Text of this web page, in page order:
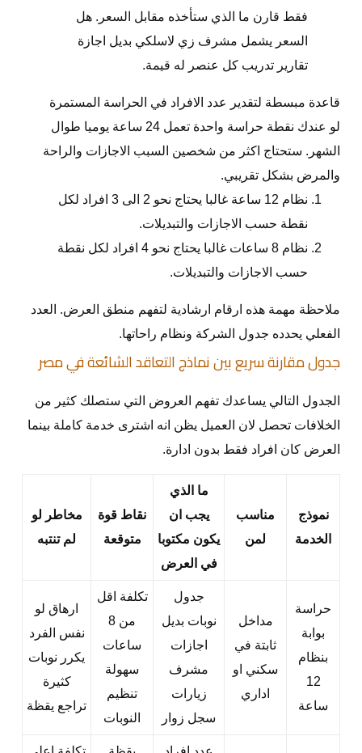
فقط قارن ما الذي ستأخذه مقابل السعر. هل
السعر يشمل مشرف زي لاسلكي بديل اجازة
تقارير تدريب كل عنصر له قيمة.
قاعدة مبسطة لتقدير عدد الافراد في الحراسة المستمرة
لو عندك نقطة حراسة واحدة تعمل 24 ساعة يوميا طوال
الشهر. ستحتاج اكثر من شخصين السبب الاجازات والراحة
والمرض بشكل تقريبي.
نظام 12 ساعة غالبا يحتاج نحو 2 الى 3 افراد لكل
نقطة حسب الاجازات والتبديلات.
نظام 8 ساعات غالبا يحتاج نحو 4 افراد لكل نقطة
حسب الاجازات والتبديلات.
ملاحظة مهمة هذه ارقام ارشادية لتفهم منطق العرض. العدد
الفعلي يحدده جدول الشركة ونظام راحاتها.
جدول مقارنة سريع بين نماذج التعاقد الشائعة في مصر
الجدول التالي يساعدك تفهم العروض التي ستصلك كثير من
الخلافات تحصل لان العميل يظن انه اشترى خدمة كاملة بينما
العرض كان افراد فقط بدون ادارة.
نموذج
الخدمة
مناسب
لمن
ما الذي
يجب ان
يكون مكتوبا
في العرض
نقاط قوة
متوقعة
مخاطر لو
لم تنتبه
حراسة
بوابة
بنظام
12
ساعة
مداخل
ثابتة في
سكني او
اداري
جدول
نوبات بديل
اجازات
مشرف
زيارات
سجل زوار
تكلفة اقل
من 8
ساعات
سهولة
تنظيم
النوبات
ارهاق لو
نفس الفرد
يكرر نوبات
كثيرة
تراجع يقظة